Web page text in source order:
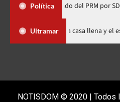
Política
diputado del PRM por SD Este
Ultramar
celebra 15 años con una gala a
NOTISDOM © 2020 | Todos